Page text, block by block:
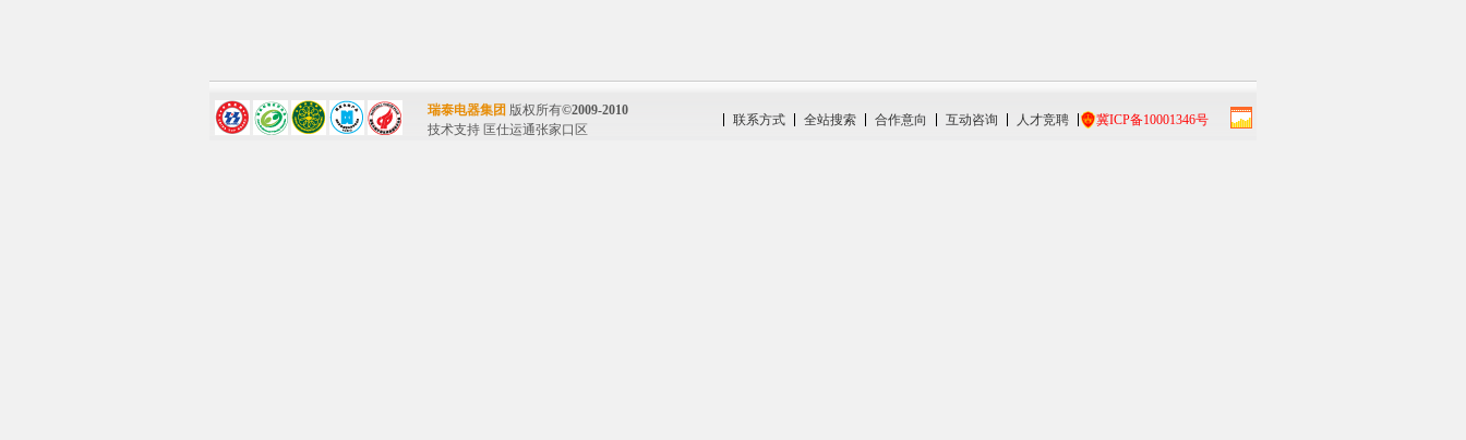
瑞泰电器集团 版权所有©2009-2010
技术支持 匡仕运通张家口区
联系方式 全站搜索 合作意向 互动咨询 人才竞聘 冀ICP备10001346号